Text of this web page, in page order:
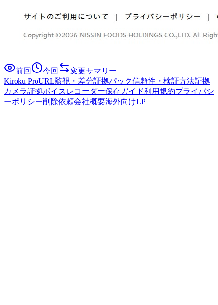
前回 今回
変更サマリー
Kiroku ProURL監視・差分証拠パック信頼性・検証方法証拠
カメラ証拠ボイスレコーダー保存ガイド利用規約プライバシ
ーポリシー削除依頼会社概要海外向けLP